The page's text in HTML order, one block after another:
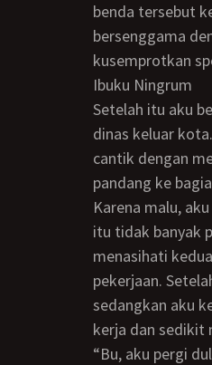
benda tersebut
bersenggama
kusemprotkan
Ibuku Ningrum
Setelah itu aku bersarapan bersama Ibu dan kedua adikku karena Ayahku sedang
dinas keluar
cantik dengan
pandang ke
Karena malu, aku pun langsung mengalihkan pandanganku ke piring makanan. Pagi
itu tidak banyak
menasihati
pekerjaan.
sedangkan aku
kerja dan sedikit
“Bu, aku pergi